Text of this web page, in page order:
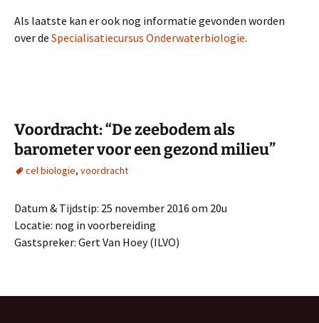
Als laatste kan er ook nog informatie gevonden worden
over de Specialisatiecursus Onderwaterbiologie.
Voordracht: “De zeebodem als
barometer voor een gezond milieu”
cel biologie, voordracht
Datum & Tijdstip: 25 november 2016 om 20u
Locatie: nog in voorbereiding
Gastspreker: Gert Van Hoey (ILVO)